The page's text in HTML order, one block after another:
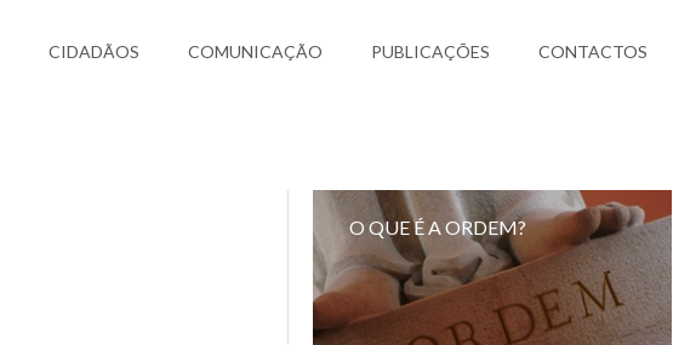
CIDADÃOS COMUNICAÇÃO PUBLICAÇÕES CONTACTOS
O QUE É A ORDEM?